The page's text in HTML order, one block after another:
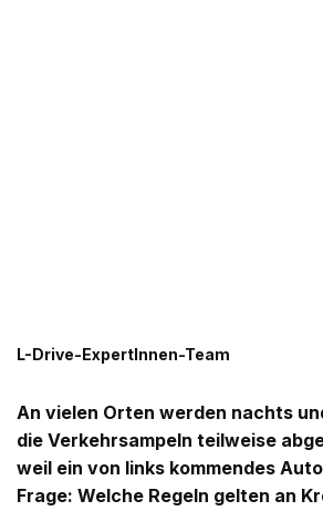
L-Drive-ExpertInnen-Team
An vielen Orten werden nachts
die Verkehrsampeln teilweise
weil ein von links kommendes
Frage: Welche Regeln gelten an